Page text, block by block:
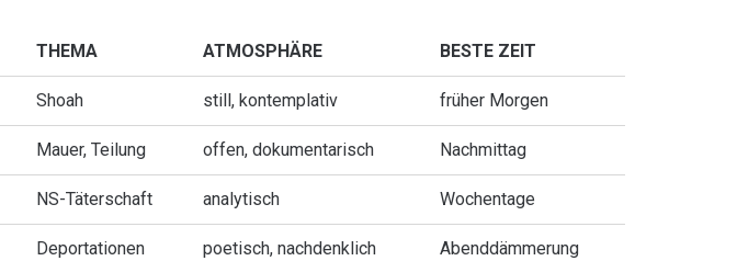
THEMA ATMOSPHÄRE BESTE ZEIT
Shoah still, kontemplativ früher Morgen
Mauer, Teilung offen, dokumentarisch Nachmittag
NS-Täterschaft analytisch Wochentage
Deportationen poetisch, nachdenklich Abenddämmerung